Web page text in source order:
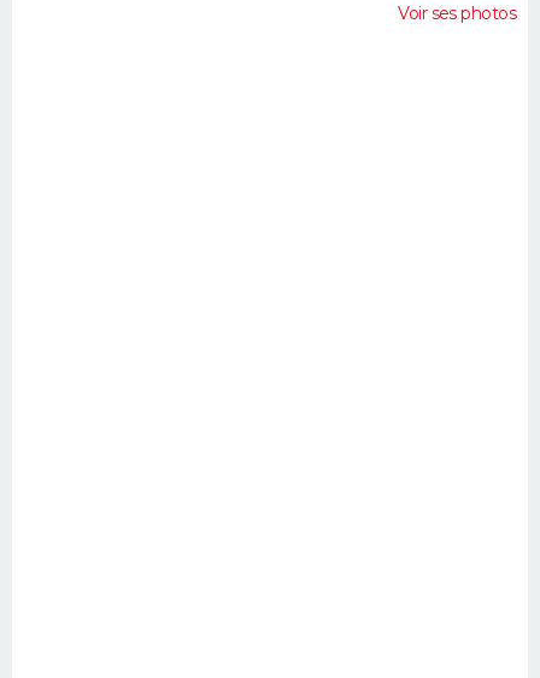
Voir ses photos